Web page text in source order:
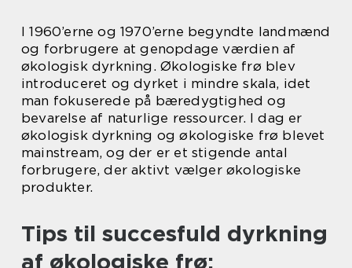
I 1960’erne og 1970’erne begyndte landmænd
og forbrugere at genopdage værdien af
økologisk dyrkning. Økologiske frø blev
introduceret og dyrket i mindre skala, idet
man fokuserede på bæredygtighed og
bevarelse af naturlige ressourcer. I dag er
økologisk dyrkning og økologiske frø blevet
mainstream, og der er et stigende antal
forbrugere, der aktivt vælger økologiske
produkter.
Tips til succesfuld dyrkning
af økologiske frø: